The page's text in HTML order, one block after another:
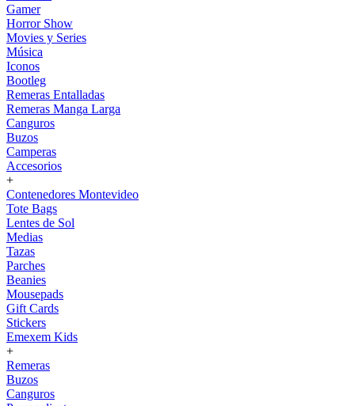
Gamer
Horror Show
Movies y Series
Música
Iconos
Bootleg
Remeras Entalladas
Remeras Manga Larga
Canguros
Buzos
Camperas
Accesorios
+
Contenedores Montevideo
Tote Bags
Lentes de Sol
Medias
Tazas
Parches
Beanies
Mousepads
Gift Cards
Stickers
Emexem Kids
+
Remeras
Buzos
Canguros